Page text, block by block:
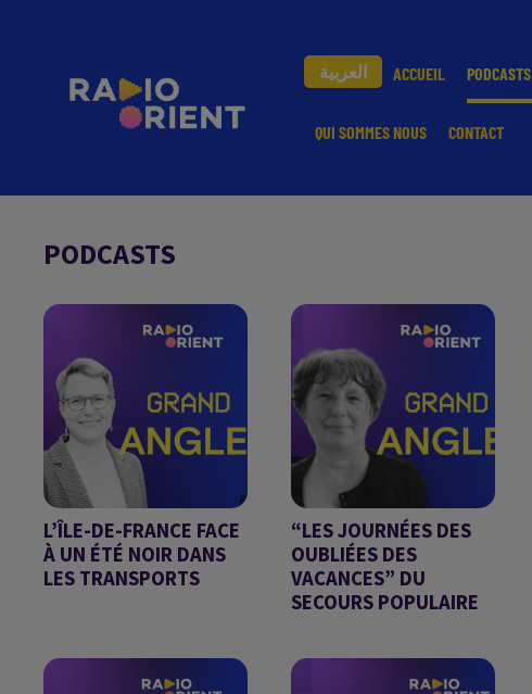
العربية ACCUEIL PODCASTS
QUI SOMMES NOUS CONTACT
PODCASTS
L’ÎLE-DE-FRANCE FACE
À UN ÉTÉ NOIR DANS
LES TRANSPORTS
“LES JOURNÉES DES
OUBLIÉES DES
VACANCES” DU
SECOURS POPULAIRE
05/08/2026